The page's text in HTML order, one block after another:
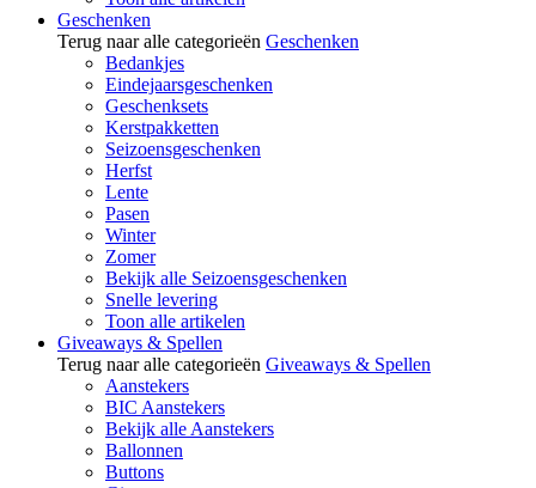
Geschenken
Terug naar alle categorieën Geschenken
Bedankjes
Eindejaarsgeschenken
Geschenksets
Kerstpakketten
Seizoensgeschenken
Herfst
Lente
Pasen
Winter
Zomer
Bekijk alle Seizoensgeschenken
Snelle levering
Toon alle artikelen
Giveaways & Spellen
Terug naar alle categorieën Giveaways & Spellen
Aanstekers
BIC Aanstekers
Bekijk alle Aanstekers
Ballonnen
Buttons